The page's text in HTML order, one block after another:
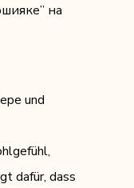
на
und
dafür, dass